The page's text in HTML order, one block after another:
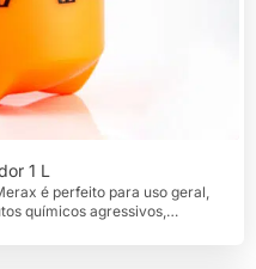
1 L
é perfeito para uso geral,
químicos agressivos,…